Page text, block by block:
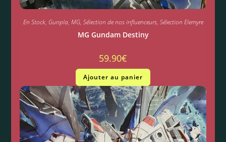
En Stock, Gunpla, MG, Sélection de nos influenceurs, Sélection Elemyre
MG Gundam Destiny
59.90€
Ajouter au panier